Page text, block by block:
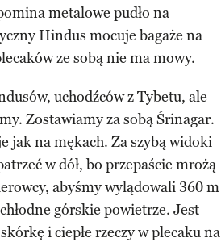
metalowe pudło na
Hindus mocuje bagaże na
ze sobą nie ma mowy.
uchodźców z Tybetu, ale
Zostawiamy za sobą Śrinagar.
jak na mękach. Za szybą widoki
w dół, bo przepaście mrożą
abyśmy wylądowali 360 m
górskie powietrze. Jest
i ciepłe rzeczy w plecaku na